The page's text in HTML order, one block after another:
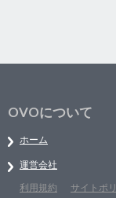
OVOについて
ホーム
運営会社
利用規約
サイトポ